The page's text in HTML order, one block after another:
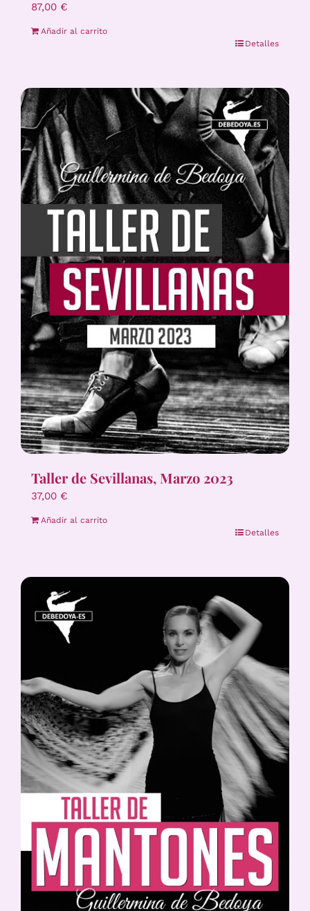
87,00 €
Añadir al carrito
Detalles
Taller de Sevillanas, Marzo 2023
37,00 €
Añadir al carrito
Detalles